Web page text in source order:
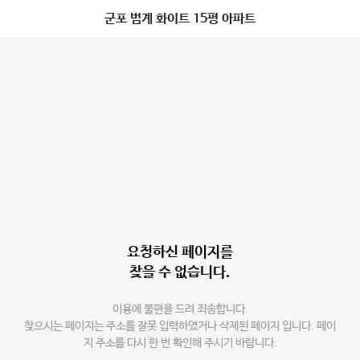
군포 범계 화이트 15평 아파트
요청하신 페이지를
찾을 수 없습니다.
이용에 불편을 드려 죄송합니다.
찾으시는 페이지는 주소를 잘못 입력하였거나 삭제된 페이지 입니다. 페이
지 주소를 다시 한 번 확인해 주시기 바랍니다.